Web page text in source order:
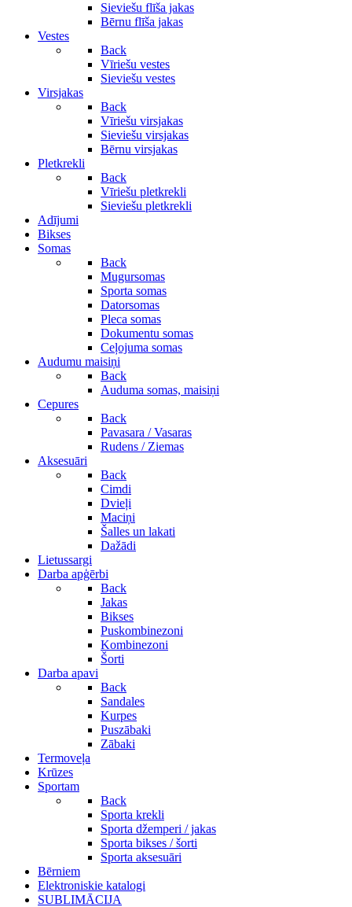
Sieviešu flīša jakas
Bērnu flīša jakas
Vestes
Back
Vīriešu vestes
Sieviešu vestes
Virsjakas
Back
Vīriešu virsjakas
Sieviešu virsjakas
Bērnu virsjakas
Pletkrekli
Back
Vīriešu pletkrekli
Sieviešu pletkrekli
Adījumi
Bikses
Somas
Back
Mugursomas
Sporta somas
Datorsomas
Pleca somas
Dokumentu somas
Ceļojuma somas
Audumu maisiņi
Back
Auduma somas, maisiņi
Cepures
Back
Pavasara / Vasaras
Rudens / Ziemas
Aksesuāri
Back
Cimdi
Dvieļi
Maciņi
Šalles un lakati
Dažādi
Lietussargi
Darba apģērbi
Back
Jakas
Bikses
Puskombinezoni
Kombinezoni
Šorti
Darba apavi
Back
Sandales
Kurpes
Puszābaki
Zābaki
Termoveļa
Krūzes
Sportam
Back
Sporta krekli
Sporta džemperi / jakas
Sporta bikses / šorti
Sporta aksesuāri
Bērniem
Elektroniskie katalogi
SUBLIMĀCIJA